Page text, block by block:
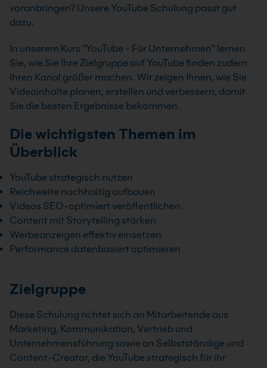
voranbringen? Unsere YouTube Schulung passt gut
dazu.
In unserem Kurs "YouTube - Für Unternehmen" lernen
Sie, wie Sie Ihre Zielgruppe auf YouTube finden zudem
Ihren Kanal größer machen. Wir zeigen Ihnen, wie Sie
Videoinhalte planen, erstellen und verbessern, damit
Sie die besten Ergebnisse bekommen.
Die wichtigsten Themen im
Überblick
YouTube strategisch nutzen
Reichweite nachhaltig aufbauen
Videos SEO-optimiert veröffentlichen
Content mit Storytelling stärken
Werbeanzeigen effektiv einsetzen
Performance datenbasiert optimieren
Zielgruppe
Diese Schulung richtet sich an Mitarbeitende aus
Marketing, Kommunikation, Vertrieb und
Unternehmensführung sowie an Selbstständige und
Content-Creator, die YouTube strategisch für ihr